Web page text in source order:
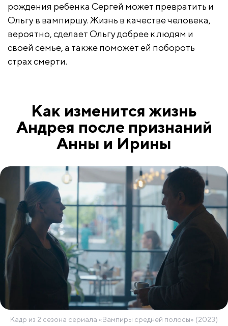
рождения ребенка Сергей может превратить и
Ольгу в вампиршу. Жизнь в качестве человека,
вероятно, сделает Ольгу добрее к людям и
своей семье, а также поможет ей побороть
страх смерти.
Как изменится жизнь
Андрея после признаний
Анны и Ирины
Кадр из 2 сезона сериала «Вампиры средней полосы» (2023)